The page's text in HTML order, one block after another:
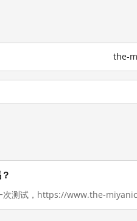
the-
测试，https://www.the-